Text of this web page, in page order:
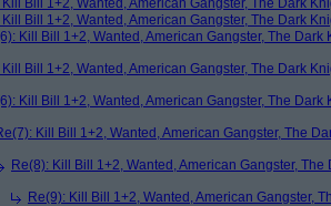
Kill Bill 1+2, Wanted, American Gangster, The Dark
Kill Bill 1+2, Wanted, American Gangster, The Dark
Kill Bill 1+2, Wanted, American Gangster, The Dark
Kill Bill 1+2, Wanted, American Gangster, The Dark
Kill Bill 1+2, Wanted, American Gangster, The Dark
Kill Bill 1+2, Wanted, American Gangster, The
Re(8): Kill Bill 1+2, Wanted, American Gangster, The
Re(9): Kill Bill 1+2, Wanted, American Gangster,